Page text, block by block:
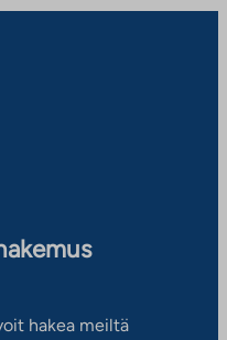
hakea meiltä